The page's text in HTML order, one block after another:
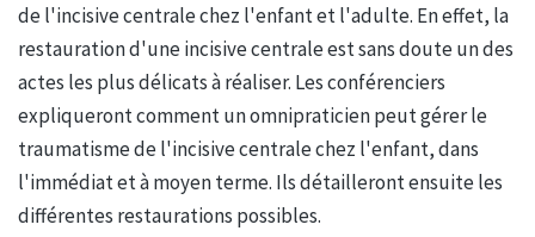
de l'incisive centrale chez l'enfant et l'adulte. En effet, la
restauration d'une incisive centrale est sans doute un des
actes les plus délicats à réaliser. Les conférenciers
expliqueront comment un omnipraticien peut gérer le
traumatisme de l'incisive centrale chez l'enfant, dans
l'immédiat et à moyen terme. Ils détailleront ensuite les
différentes restaurations possibles.